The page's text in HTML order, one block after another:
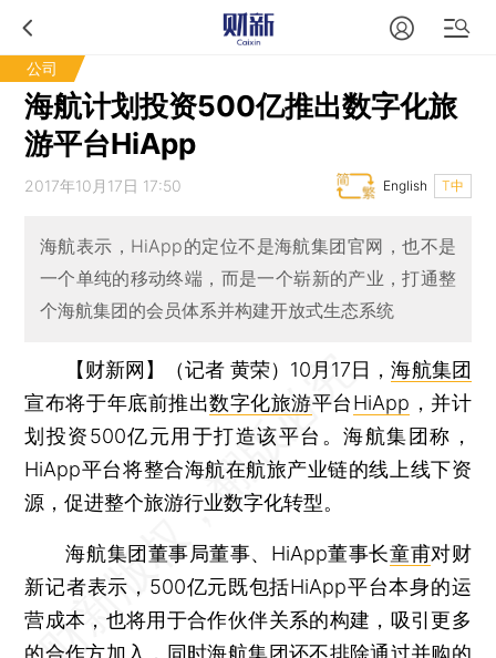
公司
海航计划投资500亿推出数字化旅
游平台HiApp
2017年10月17日 17:50 T中
English
海航表示，HiApp的定位不是海航集团官网，也不是
一个单纯的移动终端，而是一个崭新的产业，打通整
个海航集团的会员体系并构建开放式生态系统
【财新网】（记者 黄荣） 10月17日，海航集团
宣布将于年底前推出数字化旅游平台HiApp ，并计
划投资500亿元用于打造该平台。海航集团称，
HiApp平台将整合海航在航旅产业链的线上线下资
源，促进整个旅游行业数字化转型。
海航集团董事局董事、HiApp董事长童甫对财
新记者表示，500亿元既包括HiApp平台本身的运
营成本，也将用于合作伙伴关系的构建，吸引更多
的合作方加入，同时海航集团还不排除通过并购的